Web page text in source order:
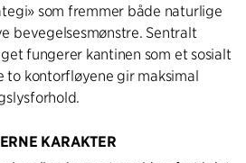
som fremmer både naturlige
bevegelsesmønstre. Sentralt
fungerer kantinen som et sosialt
to kontorfløyene gir maksimal
KARAKTER